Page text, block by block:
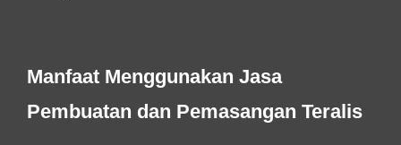
Manfaat Menggunakan Jasa
Pembuatan dan Pemasangan Teralis